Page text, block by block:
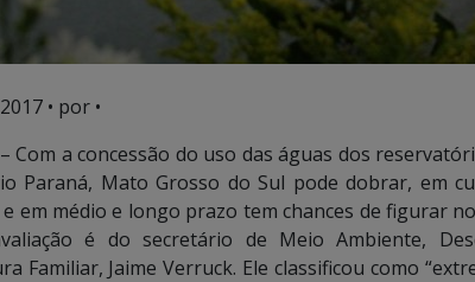
• por •
Com a concessão do uso das águas dos
Paraná, Mato Grosso do Sul pode dobrar, em
e em médio e longo prazo tem chances de figurar
é do secretário de Meio Ambiente,
Familiar, Jaime Verruck. Ele classificou como